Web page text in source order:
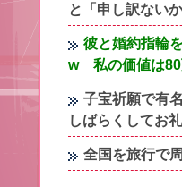
と「申し訳ない
彼と婚約指輪
w 私の価値は
子宝祈願で有
しばらくしてお
全国を旅行で